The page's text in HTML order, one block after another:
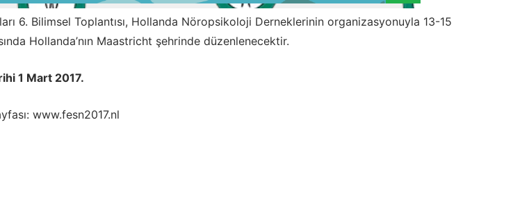
6. Bilimsel Toplantısı, Hollanda Nöropsikoloji Derneklerinin organizasyonuyla 13-15
Hollanda’nın Maastricht şehrinde düzenlenecektir.
1 Mart 2017.
www.fesn2017.nl